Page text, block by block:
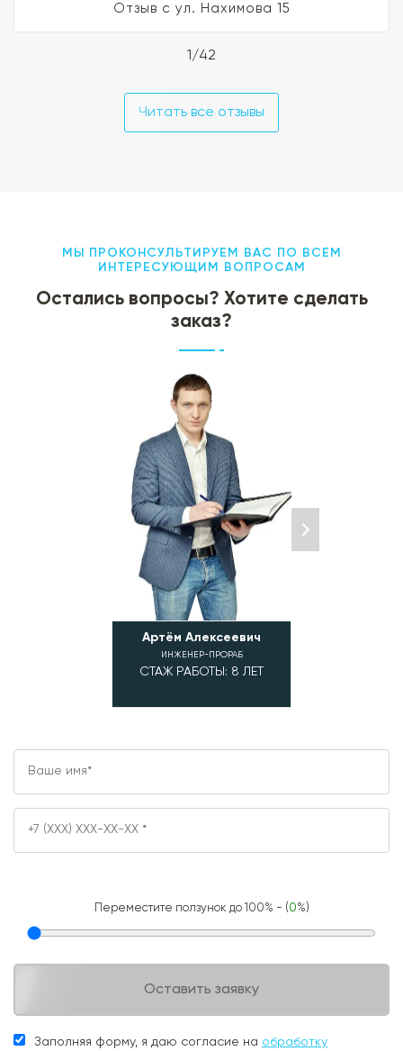
Отзыв с ул. Нахимова 15
1/42
Читать все отзывы
МЫ ПРОКОНСУЛЬТИРУЕМ ВАС ПО ВСЕМ
ИНТЕРЕСУЮЩИМ ВОПРОСАМ
Остались вопросы? Хотите сделать
заказ?
Артём Алексеевич
ИНЖЕНЕР-ПРОРАБ
СТАЖ РАБОТЫ: 8 ЛЕТ
Переместите ползунок до 100% - (0%)
Оставить заявку
Заполняя форму, я даю согласие на обработку